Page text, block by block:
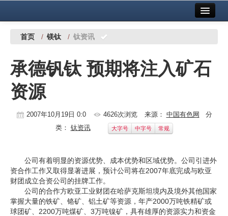
中国有色金属报社主办 广告服务
铜镍铅锌
铝
稀有稀土
科技
镁钛
地矿 建设
首页 / 镁钛 / 钛资讯
承德钒钛 预期将注入矿石
资源
2007年10月19日 0:0 4626次浏览 来源： 中国有色网 分
类： 钛资讯 大字号 中字号 常规
公司有着明显的资源优势、成本优势和区域优势。公司引进外
资合作工作又取得显著进展，预计公司将在2007年底完成与欧亚
财团成立合资公司的挂牌工作。
公司的合作方欧亚工业财团在哈萨克斯坦境内及境外其他国家
掌握大量的铁矿、铬矿、铝土矿等资源，年产2000万吨铁精矿或
球团矿、2200万吨煤矿、3万吨镍矿，具有雄厚的资源实力和资金